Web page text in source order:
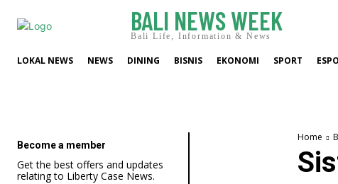
BALI NEWS WEEK
Bali Life, Information & News
LOKAL NEWS NEWS DINING BISNIS EKONOMI SPORT
Become a member
Get the best offers and updates
relating to Liberty Case News.
Home